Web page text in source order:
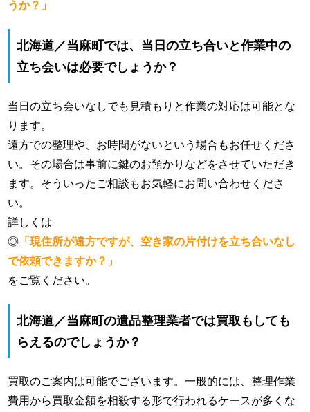
うか？」
北海道／当麻町では、当日の立ち合いと作業中の
立ち会いは必要でしょうか？
当日の立ち会いなしでも見積もりと作業の対応は可能とな
ります。
遠方での整理や、お時間がないという場合もお任せくださ
い。その場合は事前に鍵のお預かりなどをさせていただき
ます。そういったご相談もお気軽にお問い合わせくださ
い。
詳しくは
◎ 「現住所が遠方ですが、空き家の片付けを立ち合いなし
で依頼できますか？」
をご覧ください。
北海道／当麻町の遺品整理業者では買取もしても
らえるのでしょうか？
買取のご案内は可能でございます。一般的には、整理作業
費用から買取金額を相殺する形で行われるケースが多くな